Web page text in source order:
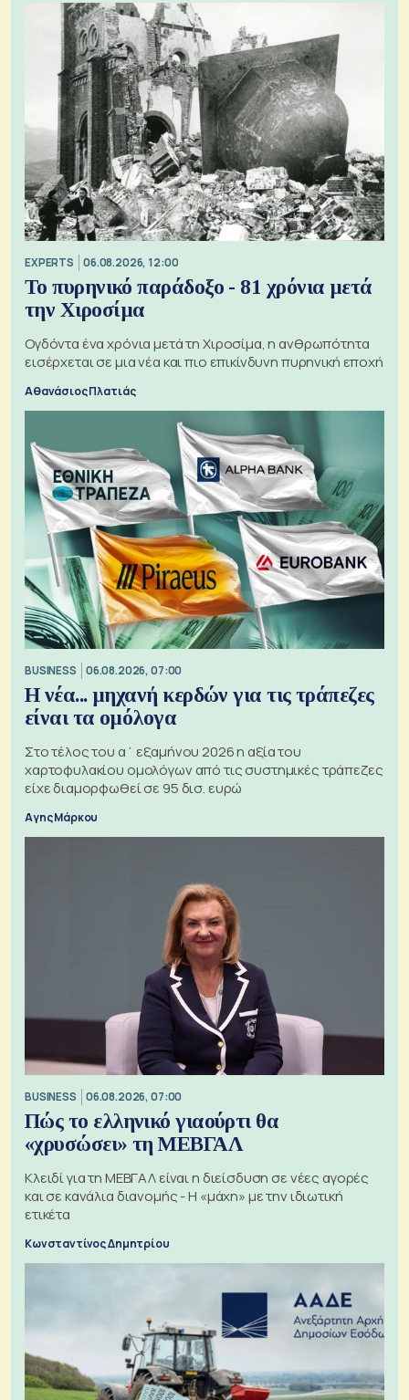
EXPERTS 06.08.2026, 12:00
Το πυρηνικό παράδοξο - 81 χρόνια μετά
την Χιροσίμα
Ογδόντα ένα χρόνια μετά τη Χιροσίμα, η ανθρωπότητα
εισέρχεται σε μια νέα και πιο επικίνδυνη πυρηνική εποχή
Αθανάσιος Πλατιάς
BUSINESS 06.08.2026, 07:00
Η νέα... μηχανή κερδών για τις τράπεζες
είναι τα ομόλογα
Στο τέλος του α΄ εξαμήνου 2026 η αξία του
χαρτοφυλακίου ομολόγων από τις συστημικές τράπεζες
είχε διαμορφωθεί σε 95 δισ. ευρώ
Αγης Μάρκου
BUSINESS 06.08.2026, 07:00
Πώς το ελληνικό γιαούρτι θα
«χρυσώσει» τη ΜΕΒΓΑΛ
Κλειδί για τη ΜΕΒΓΑΛ είναι η διείσδυση σε νέες αγορές
και σε κανάλια διανομής - Η «μάχη» με την ιδιωτική
ετικέτα
Κωνσταντίνος Δημητρίου